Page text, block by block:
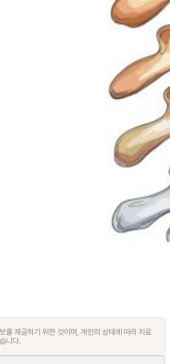
를 제공하기 위한 것이며, 개인의 상태에 따라 치료
니다.